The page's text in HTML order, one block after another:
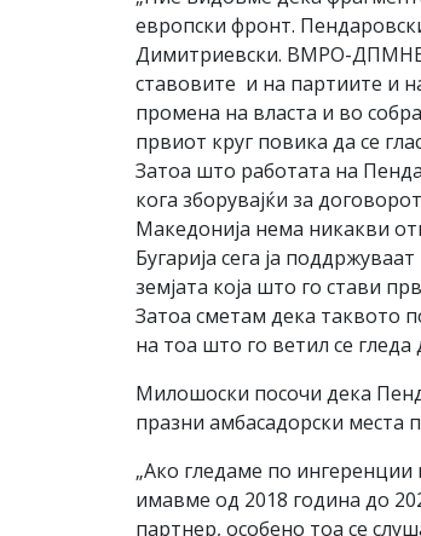
европски фронт.
Димитриевски. ВМРО-ДПМНЕ
ставовите и на партиите и
промена на власта и во
првиот круг повика да се
Затоа што работата на
кога зборувајќи за
Македонија нема никакви
Бугарија сега ја
земјата која што го стави
Затоа сметам дека таквото
на тоа што го ветил се
Милошоски посочи дека
празни амбасадорски места
„Ако гледаме по
имавме од 2018 година до
партнер, особено тоа се